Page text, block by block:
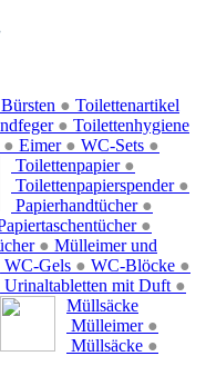
Bürsten ●
●
● Eimer ● WC-Sets ●
Toilettenartikel
Toilettenpapier ●
Toilettenpapierspender ●
Papierhandtücher ●
●
●
Toilettenhygiene
WC-Gels ● WC-Blöcke ●
Urinaltabletten mit Duft ●
Mülleimer und
Müllsäcke
Mülleimer ●
Müllsäcke ●